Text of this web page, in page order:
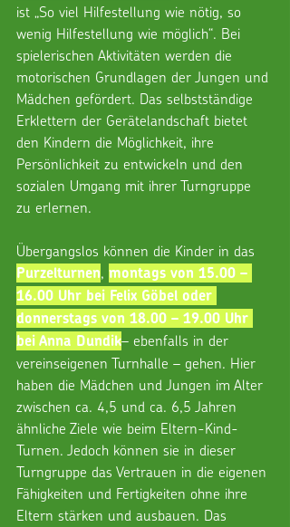
ist „So viel Hilfestellung wie nötig, so
wenig Hilfestellung wie möglich“. Bei
spielerischen Aktivitäten werden die
motorischen Grundlagen der Jungen und
Mädchen gefördert. Das selbstständige
Erklettern der Gerätelandschaft bietet
den Kindern die Möglichkeit, ihre
Persönlichkeit zu entwickeln und den
sozialen Umgang mit ihrer Turngruppe
zu erlernen.
Übergangslos können die Kinder in das
Purzelturnen, montags von 15.00 –
16.00 Uhr bei Felix Göbel oder
donnerstags von 18.00 – 19.00 Uhr
bei Anna Dundik– ebenfalls in der
vereinseigenen Turnhalle – gehen. Hier
haben die Mädchen und Jungen im Alter
zwischen ca. 4,5 und ca. 6,5 Jahren
ähnliche Ziele wie beim Eltern-Kind-
Turnen. Jedoch können sie in dieser
Turngruppe das Vertrauen in die eigenen
Fähigkeiten und Fertigkeiten ohne ihre
Eltern stärken und ausbauen. Das